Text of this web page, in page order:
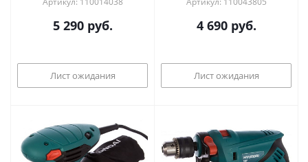
5 290руб.
Лист ожидания
4 690руб.
Лист ожидания